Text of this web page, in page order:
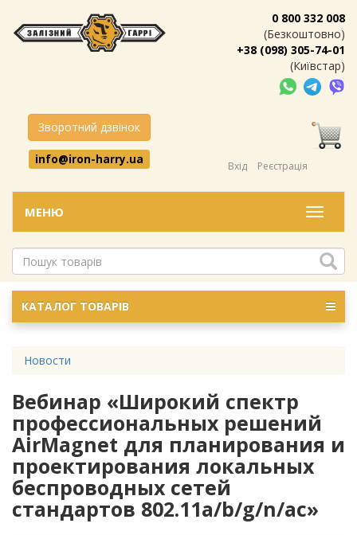
0 800 332 008
(Безкоштовно)
+38 (098) 305-74-01
(Київстар)
Зворотний дзвінок
info@iron-harry.ua
Вхід Реєстрація
Меню
МЕНЮ
КАТАЛОГ ТОВАРІВ
Новости
Вебинар «Широкий спектр
профессиональных решений
AirMagnet для планирования и
проектирования локальных
беспроводных сетей
стандартов 802.11a/b/g/n/ac»